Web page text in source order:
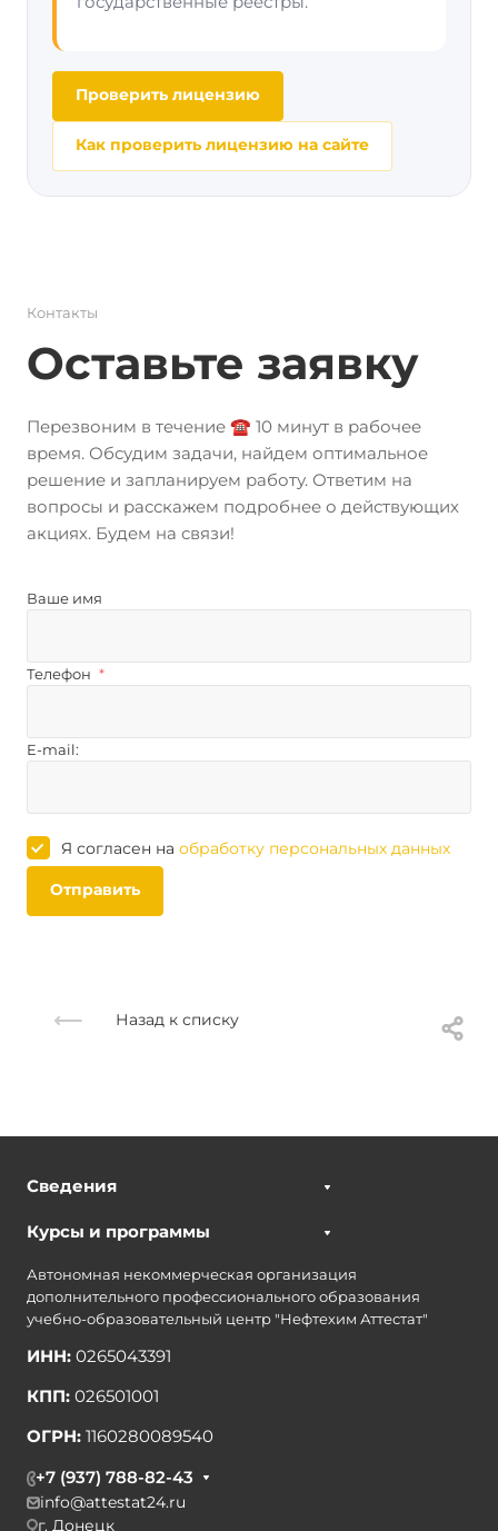
Проверить лицензию
Как проверить лицензию на сайте
Контакты
Оставьте заявку
Перезвоним в течение ☎️ 10 минут в рабочее
время. Обсудим задачи, найдем оптимальное
решение и запланируем работу. Ответим на
вопросы и расскажем подробнее о действующих
акциях. Будем на связи!
Ваше имя
Телефон *
E-mail:
Я согласен на обработку персональных данных
Отправить
Назад к списку
Сведения
Курсы и программы
Автономная некоммерческая организация
дополнительного профессионального образования
учебно-образовательный центр "Нефтехим Аттестат"
ИНН: 0265043391
КПП: 026501001
ОГРН: 1160280089540
+7 (937) 788-82-43
info@attestat24.ru
г. Донецк